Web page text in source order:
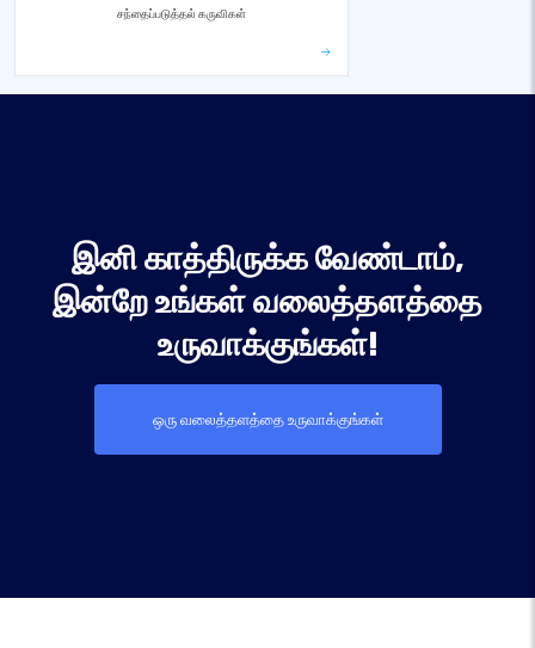
சந்தைப்படுத்தல் கருவிகள்
இனி காத்திருக்க வேண்டாம்,
இன்றே உங்கள் வலைத்தளத்தை
உருவாக்குங்கள்!
ஒரு வலைத்தளத்தை உருவாக்குங்கள்